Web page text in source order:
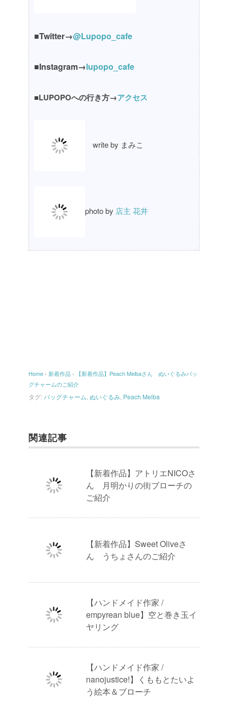
■Twitter→@Lupopo_cafe
■Instagram→lupopo_cafe
■LUPOPOへの行き方→アクセス
write by まみこ
photo by 店主 花井
Home › 新着作品 ›
【新着作品】Peach Melbaさん ぬいぐるみバッ
グチャームのご紹介
タグ: バッグチャーム ぬいぐるみ Peach Melba
関連記事
【新着作品】アトリエNICOさ
ん 月明かりの街ブローチの
ご紹介
【新着作品】Sweet Oliveさ
ん うちょさんのご紹介
【ハンドメイド作家 /
empyrean blue】空と巻き玉イ
ヤリング
【ハンドメイド作家 /
nanojustice!】くももとたいよ
う絵本＆ブローチ